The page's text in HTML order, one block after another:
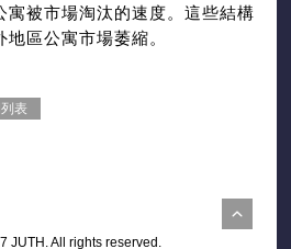
寓被市場淘汰的速度。這些結構
區公寓市場萎縮。
表
JUTH. All rights reserved.